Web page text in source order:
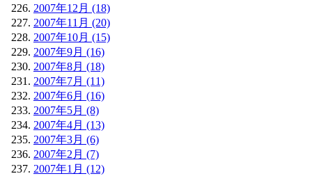
2007年12月 (18)
2007年11月 (20)
2007年10月 (15)
2007年9月 (16)
2007年8月 (18)
2007年7月 (11)
2007年6月 (16)
2007年5月 (8)
2007年4月 (13)
2007年3月 (6)
2007年2月 (7)
2007年1月 (12)